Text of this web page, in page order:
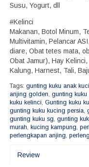
Susu, Yogurt, dll
#Kelinci
Makanan, Botol Minum,
Multivitamin, Pelancar
diare, Obat tetes mata,
Obat Jamur), Hay
Kalung, Harnest, Tali,
Tags: gunting kuku anak
anjing golden gunting kuku
kuku kelinci Gunting kuku
gunting kuku kucing persia
gunting kuku sg gunting
murah kucing kampung
perlengkapan anjing
Review